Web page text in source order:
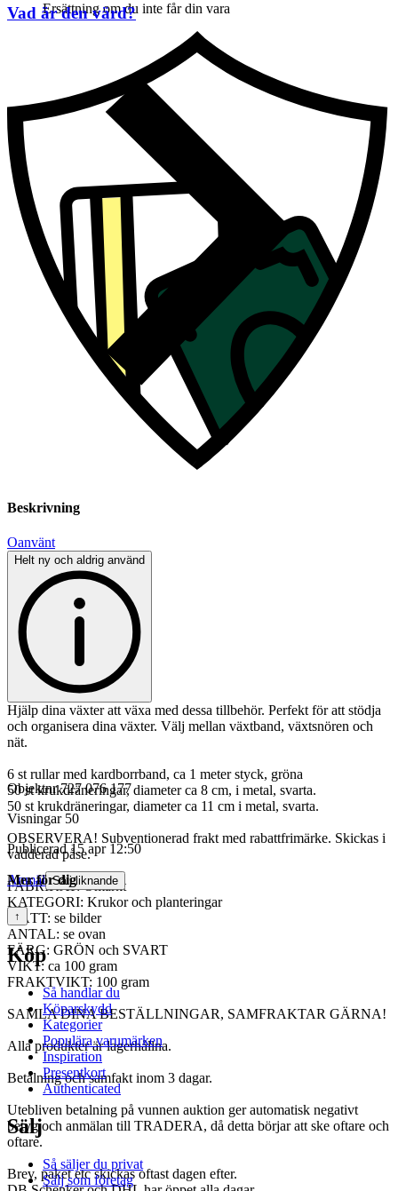
Ersättning om du inte får din vara
Beskrivning
Oanvänt
Helt ny och aldrig använd
Hjälp dina växter att växa med dessa tillbehör. Perfekt för att stödja
och organisera dina växter. Välj mellan växtband, växtsnören och
nät.
6 st rullar med kardborrband, ca 1 meter styck, gröna
50 st krukdräneringar, diameter ca 8 cm, i metal, svarta.
50 st krukdräneringar, diameter ca 11 cm i metal, svarta.
OBSERVERA! Subventionerad frakt med rabattfrimärke. Skickas i
vadderad påse.
FABRIKAT: Omärkt
KATEGORI: Krukor och planteringar
MÅTT: se bilder
ANTAL: se ovan
FÄRG: GRÖN och SVART
VIKT: ca 100 gram
FRAKTVIKT: 100 gram
SAMLA DINA BESTÄLLNINGAR, SAMFRAKTAR GÄRNA!
Alla produkter är lagerhållna.
Betalning och samfakt inom 3 dagar.
Utebliven betalning på vunnen auktion ger automatisk negativt
betyg och anmälan till TRADERA, då detta börjar att ske oftare och
oftare.
Brev, paket etc skickas oftast dagen efter.
Objektnr 727 076 177
Visningar 50
Publicerad 15 apr 12:50
Anmäl Sälj liknande
Vad är den värd?
Mer för dig
↑
Köp
Så handlar du
Köparskydd
Kategorier
Populära varumärken
Inspiration
Presentkort
Authenticated
Sälj
Så säljer du privat
Sälj som företag